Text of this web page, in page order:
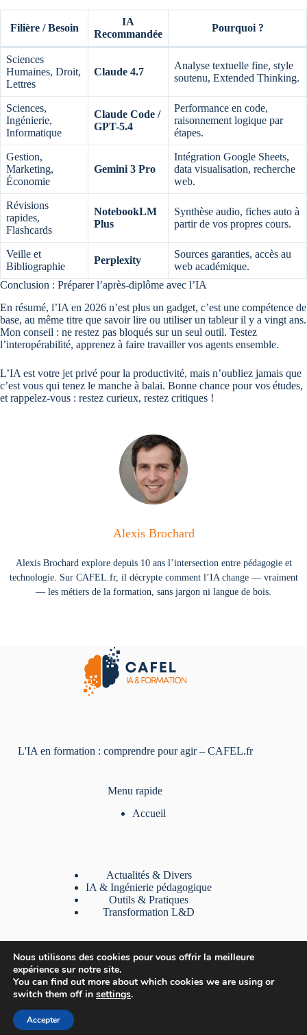
Filière / Besoin
IA
Recommandée
Pourquoi ?
Sciences
Humaines, Droit,
Lettres
Claude 4.7
Analyse textuelle fine, style
soutenu, Extended Thinking.
Sciences,
Ingénierie,
Informatique
Claude Code /
GPT-5.4
Performance en code,
raisonnement logique par
étapes.
Gestion,
Marketing,
Économie
Gemini 3 Pro
Intégration Google Sheets,
data visualisation, recherche
web.
Révisions
rapides,
Flashcards
NotebookLM
Plus
Synthèse audio, fiches auto à
partir de vos propres cours.
Veille et
Bibliographie
Perplexity
Sources garanties, accès au
web académique.
Conclusion : Préparer l’après-diplôme avec l’IA
En résumé, l’IA en 2026 n’est plus un gadget, c’est une compétence de
base, au même titre que savoir lire ou utiliser un tableur il y a vingt ans.
Mon conseil : ne restez pas bloqués sur un seul outil. Testez
l’interopérabilité, apprenez à faire travailler vos agents ensemble.
L’IA est votre jet privé pour la productivité, mais n’oubliez jamais que
c’est vous qui tenez le manche à balai. Bonne chance pour vos études,
et rappelez-vous : restez curieux, restez critiques !
Alexis Brochard
Alexis Brochard explore depuis 10 ans l’intersection entre pédagogie et
technologie. Sur CAFEL.fr, il décrypte comment l’IA change — vraiment
— les métiers de la formation, sans jargon ni langue de bois.
L'IA en formation : comprendre pour agir – CAFEL.fr
Menu rapide
Accueil
Actualités & Divers
IA & Ingénierie pédagogique
Outils & Pratiques
Transformation L&D
Liens utiles
Contact
Mentions légales
Nous utilisons des cookies pour vous offrir la meilleure
expérience sur notre site.
You can find out more about which cookies we are using or
switch them off in settings.
Accepter